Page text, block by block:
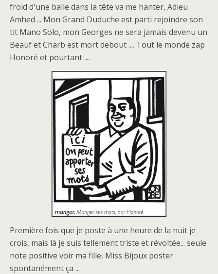
froid d'une balle dans la tête va me hanter, Adieu
Amhed ... Mon Grand Duduche est parti rejoindre son
tit Mano Solo, mon Georges ne sera jamais devenu un
Beauf et Charb est mort debout .... Tout le monde zap
Honoré et pourtant ....
Première fois que je poste à une heure de la nuit je
crois, mais là je suis tellement triste et révoltée... seule
note positive voir ma fille, Miss Bijoux poster
spontanément ça ...